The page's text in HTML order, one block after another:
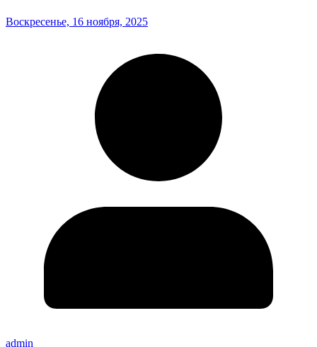
Воскресенье, 16 ноября, 2025
admin